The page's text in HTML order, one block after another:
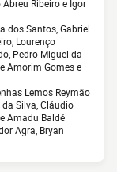
Ribeiro e Igor
dos Santos, Gabriel
Lourenço
Pedro Miguel da
Amorim Gomes e
Lemos Reymão
Silva, Cláudio
Amadu Baldé
Agra, Bryan